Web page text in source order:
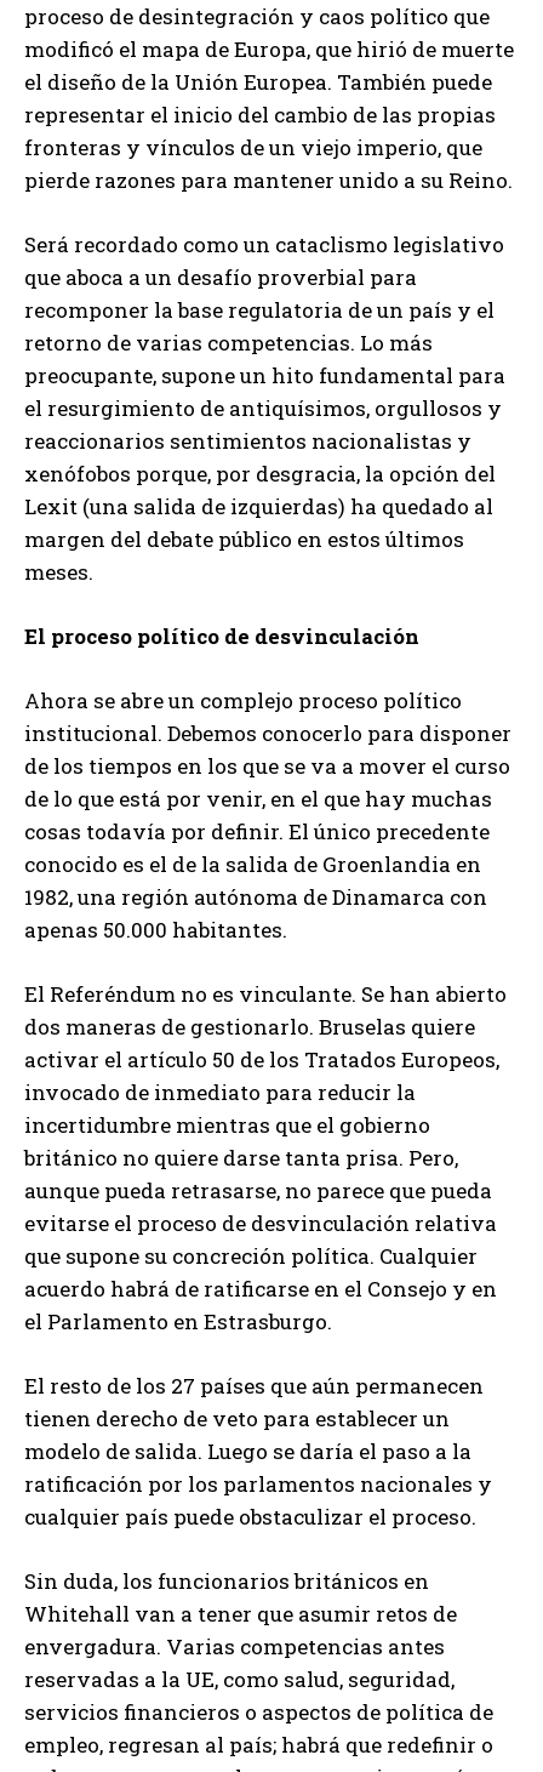
proceso de desintegración y caos político que
modificó el mapa de Europa, que hirió de muerte
el diseño de la Unión Europea. También puede
representar el inicio del cambio de las propias
fronteras y vínculos de un viejo imperio, que
pierde razones para mantener unido a su Reino.
Será recordado como un cataclismo legislativo
que aboca a un desafío proverbial para
recomponer la base regulatoria de un país y el
retorno de varias competencias. Lo más
preocupante, supone un hito fundamental para
el resurgimiento de antiquísimos, orgullosos y
reaccionarios sentimientos nacionalistas y
xenófobos porque, por desgracia, la opción del
Lexit (una salida de izquierdas) ha quedado al
margen del debate público en estos últimos
meses.
El proceso político de desvinculación
Ahora se abre un complejo proceso político
institucional. Debemos conocerlo para disponer
de los tiempos en los que se va a mover el curso
de lo que está por venir, en el que hay muchas
cosas todavía por definir. El único precedente
conocido es el de la salida de Groenlandia en
1982, una región autónoma de Dinamarca con
apenas 50.000 habitantes.
El Referéndum no es vinculante. Se han abierto
dos maneras de gestionarlo. Bruselas quiere
activar el artículo 50 de los Tratados Europeos,
invocado de inmediato para reducir la
incertidumbre mientras que el gobierno
británico no quiere darse tanta prisa. Pero,
aunque pueda retrasarse, no parece que pueda
evitarse el proceso de desvinculación relativa
que supone su concreción política. Cualquier
acuerdo habrá de ratificarse en el Consejo y en
el Parlamento en Estrasburgo.
El resto de los 27 países que aún permanecen
tienen derecho de veto para establecer un
modelo de salida. Luego se daría el paso a la
ratificación por los parlamentos nacionales y
cualquier país puede obstaculizar el proceso.
Sin duda, los funcionarios británicos en
Whitehall van a tener que asumir retos de
envergadura. Varias competencias antes
reservadas a la UE, como salud, seguridad,
servicios financieros o aspectos de política de
empleo, regresan al país; habrá que redefinir o